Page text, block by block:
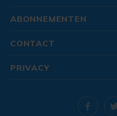
ABONNEMENTEN
CONTACT
PRIVACY